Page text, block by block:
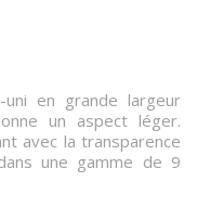
uni en grande largeur
un aspect léger.
avec la transparence
une gamme de 9